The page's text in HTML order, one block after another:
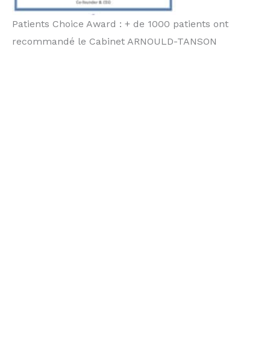
Patients Choice Award : + de 1000 patients ont
recommandé le Cabinet ARNOULD-TANSON